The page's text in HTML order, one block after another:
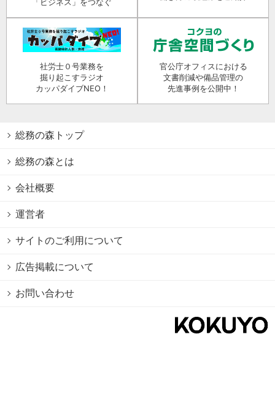
社労士０号業務を
掘り起こすラジオ
カッパダイブNEO！
官公庁オフィスにおける
文書削減や備品管理の
先進事例を公開中！
総務の森トップ
総務の森とは
会社概要
運営者
サイトのご利用について
広告掲載について
お問い合わせ